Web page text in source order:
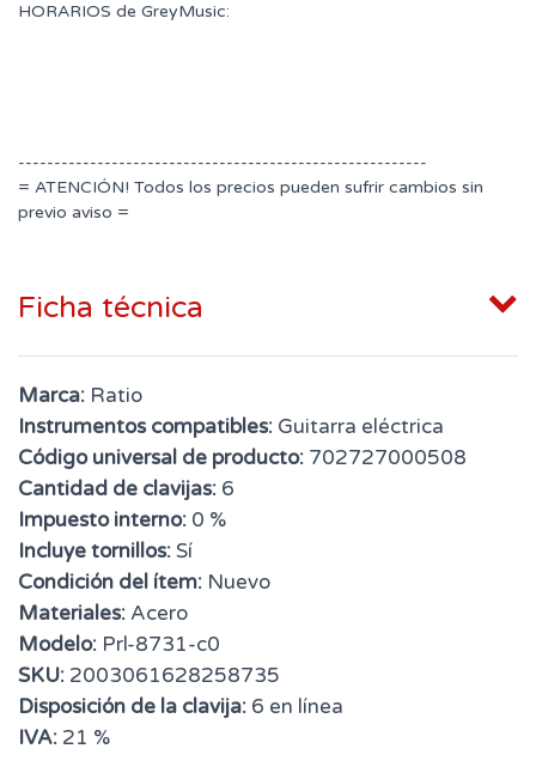
HORARIOS de GreyMusic:
---------------------------------------------------------
= ATENCIÓN! Todos los precios pueden sufrir cambios sin
previo aviso =
Ficha técnica
Marca: Ratio
Instrumentos compatibles: Guitarra eléctrica
Código universal de producto: 702727000508
Cantidad de clavijas: 6
Impuesto interno: 0 %
Incluye tornillos:Sí
Condición del ítem: Nuevo
Materiales: Acero
Modelo: Prl-8731-c0
SKU: 2003061628258735
Disposición de la clavija: 6 en línea
IVA: 21 %